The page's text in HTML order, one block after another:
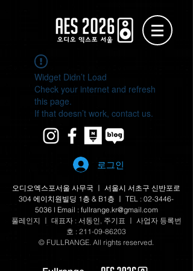
Widget Didn’t Load
Check your internet and refresh
this page.
If that doesn’t work, contact us.
로그인
오디오엑스포서울 사무국 ㅣ 서울시 서초구 신반포로
304 에이치원빌딩 1층 & B1층 ㅣ TEL : 02-3446-
5036l Email : fullrange.kr@gmail.com
​풀레인지 ㅣ 대표자 : 서동인, 주기표 ㅣ 사업자 등록번
호 : 211-09-86203
© FULLRANGE. All rights reserved.